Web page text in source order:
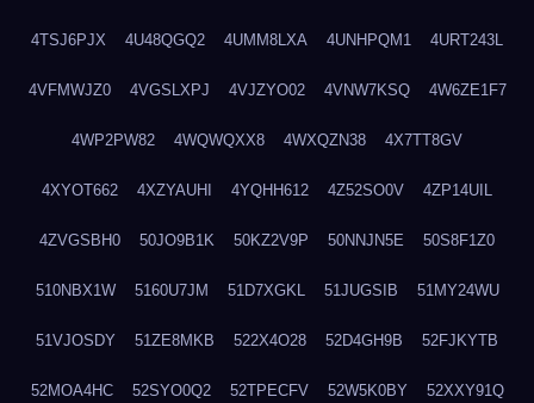
4TSJ6PJX 4U48QGQ2 4UMM8LXA 4UNHPQM1 4URT243L
4VFMWJZ0 4VGSLXPJ 4VJZYO02 4VNW7KSQ 4W6ZE1F7
4WP2PW82 4WQWQXX8 4WXQZN38 4X7TT8GV
4XYOT662 4XZYAUHI 4YQHH612 4Z52SO0V 4ZP14UIL
4ZVGSBH0 50JO9B1K 50KZ2V9P 50NNJN5E 50S8F1Z0
510NBX1W 5160U7JM 51D7XGKL 51JUGSIB 51MY24WU
51VJOSDY 51ZE8MKB 522X4O28 52D4GH9B 52FJKYTB
52MOA4HC 52SYO0Q2 52TPECFV 52W5K0BY 52XXY91Q